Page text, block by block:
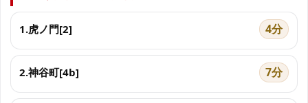
1.虎ノ門[2] 4分
2.神谷町[4b] 7分